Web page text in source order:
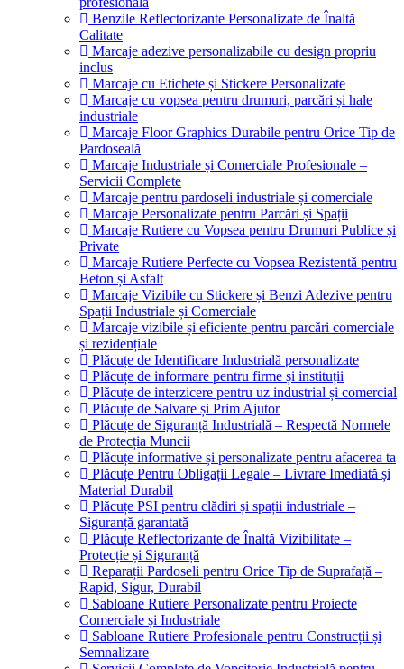
Benzile Reflectorizante Personalizate de Înaltă
Calitate
Marcaje adezive personalizabile cu design propriu
inclus
Marcaje cu Etichete și Stickere Personalizate
Marcaje cu vopsea pentru drumuri, parcări și hale
industriale
Marcaje Floor Graphics Durabile pentru Orice Tip de
Pardoseală
Marcaje Industriale și Comerciale Profesionale –
Servicii Complete
Marcaje pentru pardoseli industriale și comerciale
Marcaje Personalizate pentru Parcări și Spații
Marcaje Rutiere cu Vopsea pentru Drumuri Publice și
Private
Marcaje Rutiere Perfecte cu Vopsea Rezistentă pentru
Beton și Asfalt
Marcaje Vizibile cu Stickere și Benzi Adezive pentru
Spații Industriale și Comerciale
Marcaje vizibile și eficiente pentru parcări comerciale
și rezidențiale
Plăcuțe de Identificare Industrială personalizate
Plăcuțe de informare pentru firme și instituții
Plăcuțe de interzicere pentru uz industrial și comercial
Plăcuțe de Salvare și Prim Ajutor
Plăcuțe de Siguranță Industrială – Respectă Normele
de Protecția Muncii
Plăcuțe informative și personalizate pentru afacerea ta
Plăcuțe Pentru Obligații Legale – Livrare Imediată și
Material Durabil
Plăcuțe PSI pentru clădiri și spații industriale –
Siguranță garantată
Plăcuțe Reflectorizante de Înaltă Vizibilitate –
Protecție și Siguranță
Reparații Pardoseli pentru Orice Tip de Suprafață –
Rapid, Sigur, Durabil
Sabloane Rutiere Personalizate pentru Proiecte
Comerciale și Industriale
Sabloane Rutiere Profesionale pentru Construcții și
Semnalizare